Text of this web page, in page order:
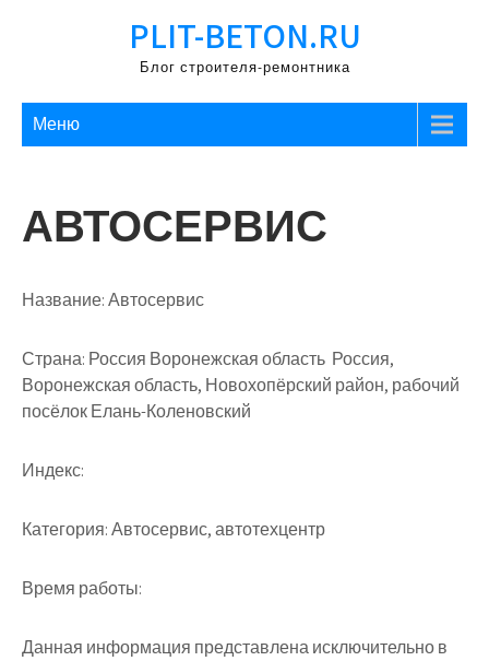
PLIT-BETON.RU
Блог строителя-ремонтника
Меню
АВТОСЕРВИС
Название:Автосервис
Страна: Россия Воронежская область Россия,
Воронежская область, Новохопёрский район, рабочий
посёлок Елань-Коленовский
Индекс:
Категория:Автосервис, автотехцентр
Время работы:
Данная информация представлена исключительно в